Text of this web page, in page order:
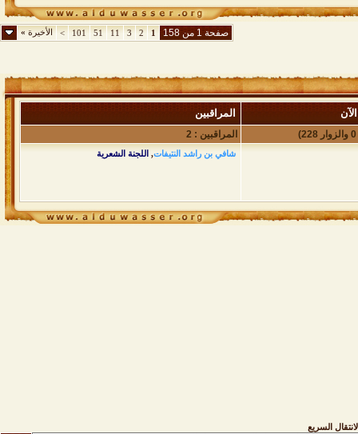
صفحة 1 من 158 1
2
3
11
51
101
> الأخيرة»
المراقبين
المراقبين : 2
شافي بن راشد النتيفات, اللجنة الشعرية
السريع